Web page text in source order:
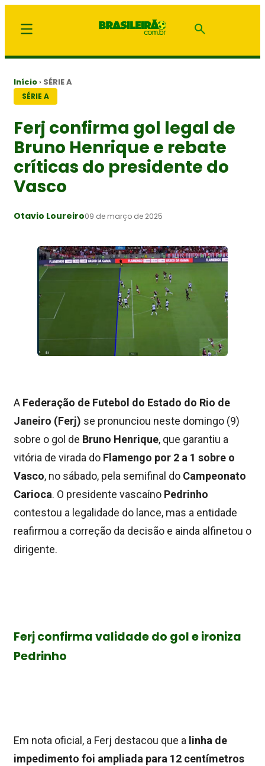
Início › SÉRIE A
SÉRIE A
Ferj confirma gol legal de
Bruno Henrique e rebate
críticas do presidente do
Vasco
Otavio Loureiro09 de março de 2025
A Federação de Futebol do Estado do Rio de
Janeiro (Ferj) se pronunciou neste domingo (9)
sobre o gol de Bruno Henrique, que garantiu a
vitória de virada do Flamengo por 2 a 1 sobre o
Vasco, no sábado, pela semifinal do Campeonato
Carioca. O presidente vascaíno Pedrinho
contestou a legalidade do lance, mas a entidade
reafirmou a correção da decisão e ainda alfinetou o
dirigente.
Ferj confirma validade do gol e ironiza
Pedrinho
Em nota oficial, a Ferj destacou que a linha de
impedimento foi ampliada para 12 centímetros